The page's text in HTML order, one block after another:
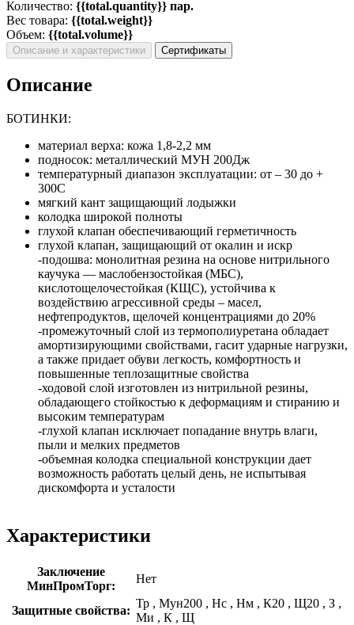
Количество: {{total.quantity}} пар.
Вес товара: {{total.weight}}
Объем: {{total.volume}}
Описание и характеристики Сертификаты
Описание
БОТИНКИ:
материал верха: кожа 1,8-2,2 мм
подносок: металлический МУН 200Дж
температурный диапазон эксплуатации: от – 30 до +
300С
мягкий кант защищающий лодыжки
колодка широкой полноты
глухой клапан обеспечивающий герметичность
глухой клапан, защищающий от окалин и искр
-подошва: монолитная резина на основе нитрильного
каучука — маслобензостойкая (МБС),
кислотощелочестойкая (КЩС), устойчива к
воздействию агрессивной среды – масел,
нефтепродуктов, щелочей концентрациями до 20%
-промежуточный слой из термополиуретана обладает
амортизирующими свойствами, гасит ударные нагрузки,
а также придает обуви легкость, комфортность и
повышенные теплозащитные свойства
-ходовой слой изготовлен из нитрильной резины,
обладающего стойкостью к деформациям и стиранию и
высоким температурам
-глухой клапан исключает попадание внутрь влаги,
пыли и мелких предметов
-объемная колодка специальной конструкции дает
возможность работать целый день, не испытывая
дискомфорта и усталости
Характеристики
Заключение
МинПромТорг:
Нет
Защитные свойства:
Тр , Мун200 , Нс , Нм , К20 , Щ20 , З ,
Ми , К , Щ